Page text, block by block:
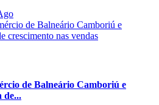
de Balneário Camboriú e
de...